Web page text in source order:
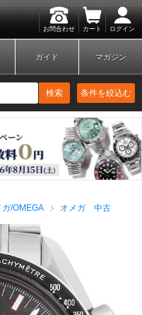
お問合わせ カート ログイン
ログイン
探す
ガイド マガジン
検索 条件を絞込む
ガ/OMEGA
オメガ 中古